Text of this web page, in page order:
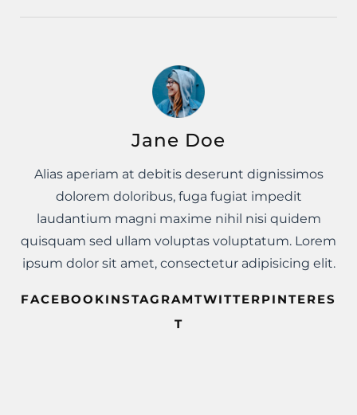
Jane Doe
Alias aperiam at debitis deserunt dignissimos
dolorem doloribus, fuga fugiat impedit
laudantium magni maxime nihil nisi quidem
quisquam sed ullam voluptas voluptatum. Lorem
ipsum dolor sit amet, consectetur adipisicing elit.
FACEBOOKINSTAGRAMTWITTERPINTERES
T